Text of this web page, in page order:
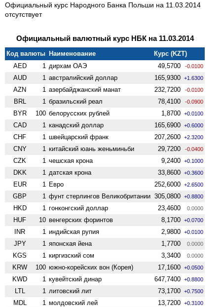
Официальный курс Народного Банка Польши на 11.03.2014
отсутствует
Официальный валютный курс НБК на 11.03.2014
Код валюты Наименование
Курс (KZT)
AED
1 дирхам ОАЭ 49,5700 -0.0100
AUD 1 австралийский доллар 165,9300 +1.6300
AZN 1 азербайджанский манат 232,7200 -0.0100
BRL 1 бразильский реал 78,4100 -0.0900
BYR 100 белорусских рублей 1,8700 +0.0100
CAD 1 канадский доллар 165,6900 +0.6000
CHF 1 швейцарский франк 207,2600 +2.3200
CNY 1 китайский юань женьминьби 29,7200 -0.0400
CZK 1 чешская крона 9,2400 +0.1000
DKK 1 датская крона 33,8600 +0.3600
EUR 1 Евро 252,6000 +2.6500
GBP 1 фунт стерлингов Велико­британии 305,0800 +0.8800
HKD 1 гонконгский доллар 23,4600 0.0000
HUF 10 венгерских форинтов 8,1700 +0.0700
INR 1 индийская рупия 2,9800 +0.0100
JPY 1 японская йена 1,7700 0.0000
KGS 1 киргизский сом 3,3400 0.0000
KRW 100 южно-корейских вон (Корея) 17,1600 +0.0500
KWD 1 кувейтский динар 647,7400 +0.8800
LTL 1 литовский лит 73,1700 +0.7500
MDL 1 молдовский лей 13,7200 +0.3100